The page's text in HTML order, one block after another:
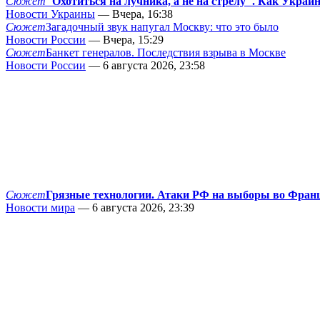
Новости Украины — Вчера, 16:38
СюжетЗагадочный звук напугал Москву: что это было
Новости России — Вчера, 15:29
СюжетБанкет генералов. Последствия взрыва в Москве
Новости России — 6 августа 2026, 23:58
СюжетГрязные технологии. Атаки РФ на выборы во
Новости мира — 6 августа 2026, 23:39